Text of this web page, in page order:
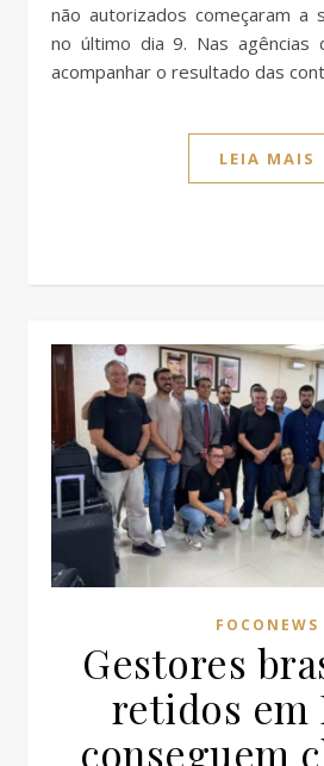
não autorizados começaram a
no último dia 9. Nas agências
acompanhar o resultado das
LEIA MAIS
FOCONEWS
Gestores
retidos em
conseguem